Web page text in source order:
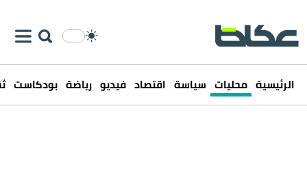
الرئيسية محليات سياسة اقتصاد فيديو رياضة بودكاست